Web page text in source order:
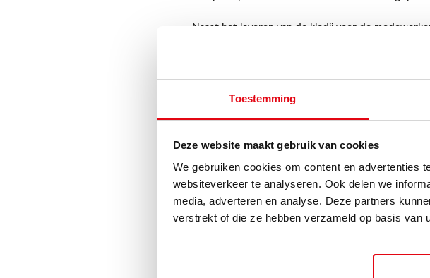
Toestemming
Deze website maakt gebruik van cookies
We gebruiken cookies om content en advertenties
websiteverkeer te analyseren. Ook delen we
media, adverteren en analyse. Deze partners
verstrekt of die ze hebben verzameld op basis van
Naast het leveren van de kledij voor de